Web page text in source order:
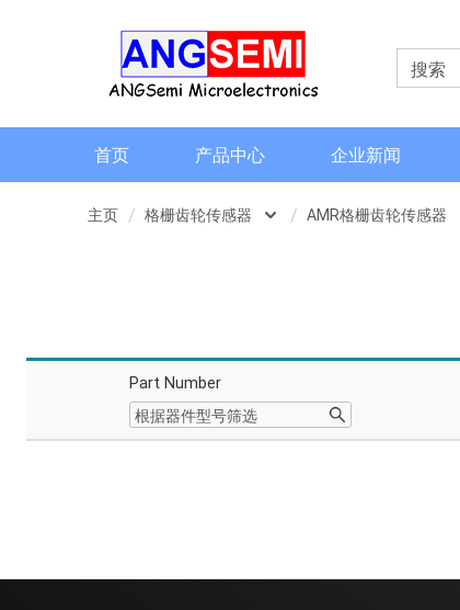
首页 产品中心 企业新闻
主页 格栅齿轮传感器
角度和编码器
格栅齿轮传感器
AMR格栅齿轮传感器
TMR格栅齿轮传感器
Part Number